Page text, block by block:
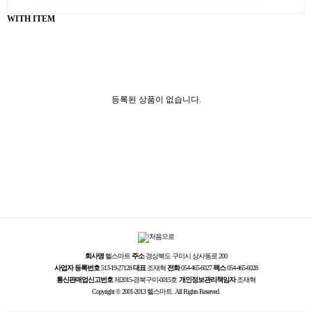
WITH ITEM
등록된 상품이 없습니다.
회사명헬스마트주소경상북도 구미시 상사동로 200
사업자 등록번호513-19-27128대표조재혁전화054-465-6027팩스054-465-6028
통신판매업신고번호제2015-경북구미-0015호 개인정보관리책임자조재혁
Copyright © 2001-2013 헬스마트. All Rights Reserved.